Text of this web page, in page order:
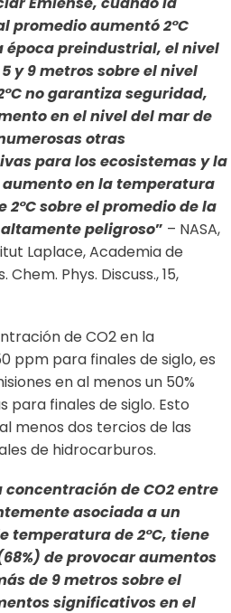
aumentó 2°C
época preindustrial, el nivel
y 9 metros sobre el nivel
no garantiza seguridad,
en el nivel del mar de
otras
para los ecosistemas y la
en la temperatura
sobre el promedio de la
peligroso” – NASA,
Laplace, Academia de
Phys. Discuss., 15,
de CO2 en la
ppm para finales de siglo, es
en al menos un 50%
para finales de siglo. Esto
menos dos tercios de las
de hidrocarburos.
de CO2 entre
asociada a un
temperatura de 2°C, tiene
de provocar aumentos
de 9 metros sobre el
significativos en el